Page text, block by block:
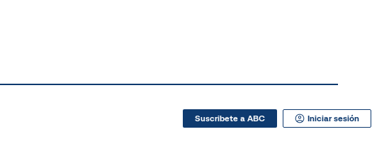
Suscribete a ABC Iniciar sesión